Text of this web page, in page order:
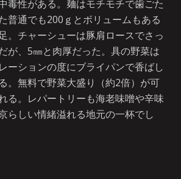
毒性がある。麺はモチモチで歯ごた
普通でも200ｇとボリュームもある
。チャーシューは豚肩ロースでさっ
が、5㎜と肉厚だった。具の野菜は
ーションの度にブライパンで香ばし
。無料で野菜大盛り（約2倍）が可
る。レパートリーも海老味噌や辛味
らしい情緒溢れる地元の一杯でし